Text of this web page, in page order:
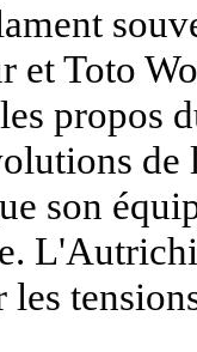
et Toto
propos
de
son
les